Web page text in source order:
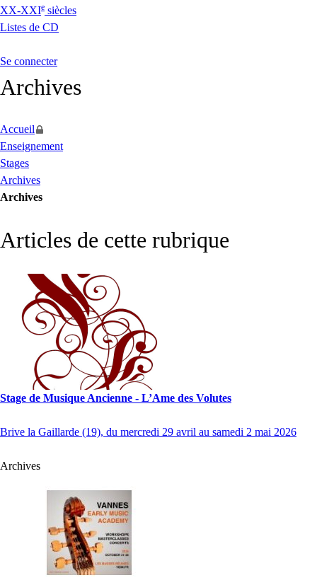
XX-XXIe siècles
Listes de CD
Se connecter
Archives
Accueil
Enseignement
Stages
Archives
Archives
Articles de cette rubrique
Stage de Musique Ancienne - L’Ame des Volutes
Brive la Gaillarde (19), du mercredi 29 avril au samedi 2 mai 2026
Archives